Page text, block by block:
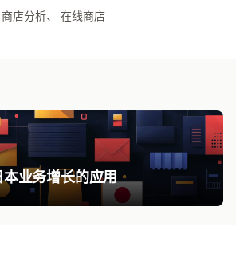
店分析、 在线商店
业务增长的应用